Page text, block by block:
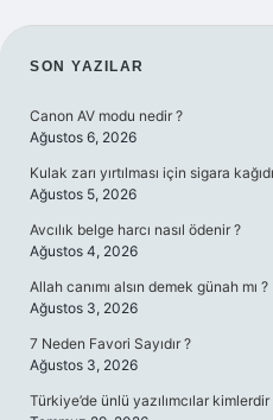
SIDEBAR
SON YAZILAR
Canon AV modu nedir ?
Ağustos 6, 2026
Kulak zarı yırtılması için sigara
Ağustos 5, 2026
Avcılık belge harcı nasıl ödenir ?
Ağustos 4, 2026
Allah canımı alsın demek günah mı ?
Ağustos 3, 2026
7 Neden Favori Sayıdır ?
Ağustos 3, 2026
Türkiye’de ünlü yazılımcılar kimlerdir